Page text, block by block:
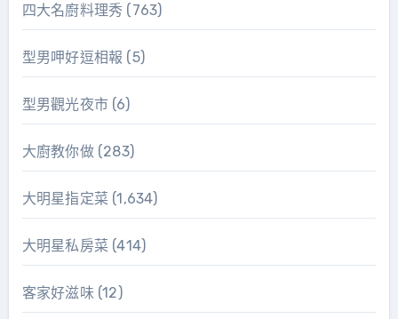
四大名廚料理秀 (763)
型男呷好逗相報 (5)
型男觀光夜市(6)
大廚教你做(283)
大明星指定菜 (1,634)
大明星私房菜 (414)
客家好滋味(12)